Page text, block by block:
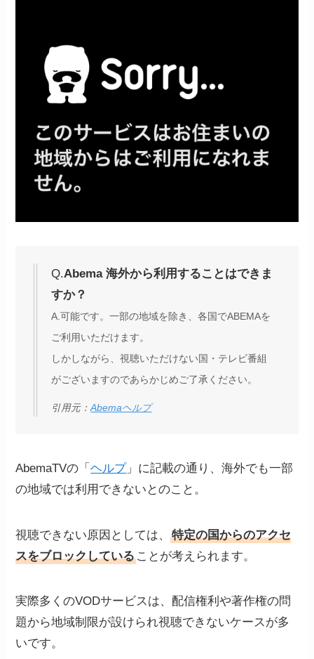
Q.Abema 海外から利用することはできま
すか？
A.可能です。一部の地域を除き、各国でABEMAを
ご利用いただけます。
しかしながら、視聴いただけない国・テレビ番組
がございますのであらかじめご了承ください。
引用元：Abemaヘルプ
AbemaTVの「ヘルプ」に記載の通り、海外でも一部
の地域では利用できないとのこと。
視聴できない原因としては、特定の国からのアクセ
スをブロックしていることが考えられます。
実際多くのVODサービスは、配信権利や著作権の問
題から地域制限が設けられ視聴できないケースが多
いです。